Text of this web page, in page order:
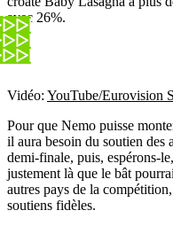
avec 26%.
Vidéo: YouTube/Eurovision
Pour que Nemo puisse
il aura besoin du soutien des
demi-finale, puis, espérons-
justement là que le bât
autres pays de la
soutiens fidèles.